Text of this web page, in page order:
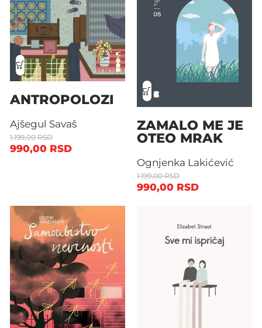
ANTROPOLOZI
Ajšegul Savaš
1.199,00RSD
990,00 RSD
ZAMALO ME JE
OTEO MRAK
Ognjenka Lakićević
1.199,00RSD
990,00 RSD